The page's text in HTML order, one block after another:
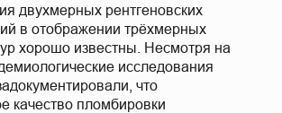
двухмерных рентгеновских
в отображении трёхмерных
хорошо известны. Несмотря на
исследования
что
качество пломбировки